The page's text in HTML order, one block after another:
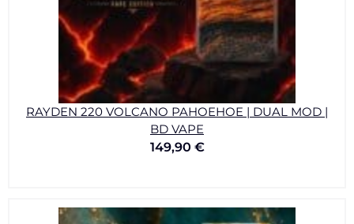
RAYDEN 220 VOLCANO PAHOEHOE | DUAL MOD |
BD VAPE
149,90 €